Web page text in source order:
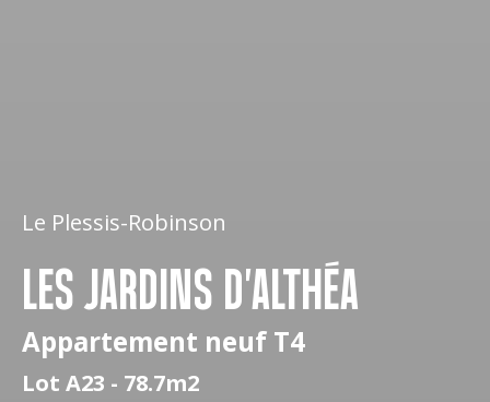
Le Plessis-Robinson
LES JARDINS D'ALTHÉA
Appartement neuf T4
Lot A23 - 78.7m2